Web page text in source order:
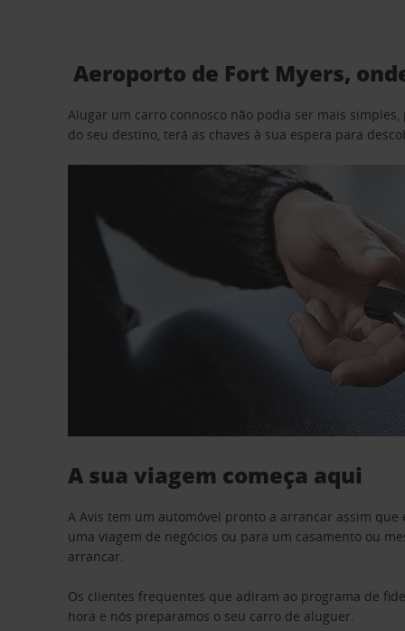
Aeroporto de Fort Myers,
Alugar um carro connosco não podia ser mais
do seu destino, terá as chaves à sua espera para
A sua viagem começa aqui
A Avis tem um automóvel pronto a arrancar assim
uma viagem de negócios ou para um casamento ou
arrancar.
Os clientes frequentes que adiram ao programa de
hora e nós preparamos o seu carro de aluguer.